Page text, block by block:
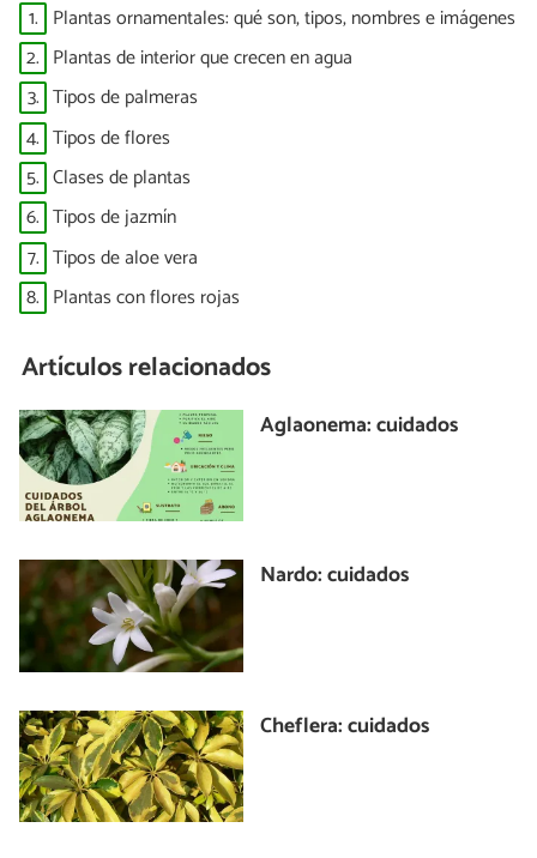
1. Plantas ornamentales: qué son, tipos, nombres e imágenes
2. Plantas de interior que crecen en agua
3. Tipos de palmeras
4. Tipos de flores
5. Clases de plantas
6. Tipos de jazmín
7. Tipos de aloe vera
8. Plantas con flores rojas
Artículos relacionados
Aglaonema: cuidados
Nardo: cuidados
Cheflera: cuidados